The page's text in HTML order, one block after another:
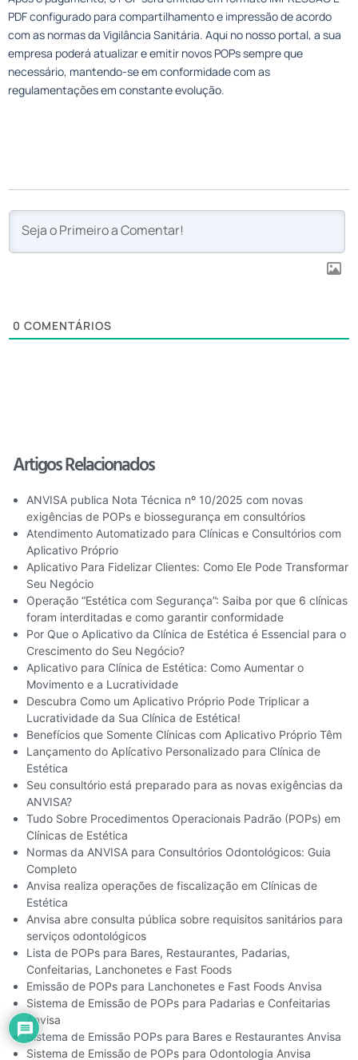
PDF configurado para compartilhamento e impressão de acordo
com as normas da Vigilância Sanitária. Aqui no nosso portal, a sua
empresa poderá atualizar e emitir novos POPs sempre que
necessário, mantendo-se em conformidade com as
regulamentações em constante evolução.
0 COMENTÁRIOS
Artigos Relacionados
ANVISA publica Nota Técnica nº 10/2025 com novas
exigências de POPs e biossegurança em consultórios
Atendimento Automatizado para Clínicas e Consultórios com
Aplicativo Próprio
Aplicativo Para Fidelizar Clientes: Como Ele Pode Transformar
Seu Negócio
Operação “Estética com Segurança”: Saiba por que 6 clínicas
foram interditadas e como garantir conformidade
Por Que o Aplicativo da Clínica de Estética é Essencial para o
Crescimento do Seu Negócio?
Aplicativo para Clínica de Estética: Como Aumentar o
Movimento e a Lucratividade
Descubra Como um Aplicativo Próprio Pode Triplicar a
Lucratividade da Sua Clínica de Estética!
Benefícios que Somente Clínicas com Aplicativo Próprio Têm
Lançamento do Aplícativo Personalizado para Clínica de
Estética
Seu consultório está preparado para as novas exigências da
ANVISA?
Tudo Sobre Procedimentos Operacionais Padrão (POPs) em
Clínicas de Estética
Normas da ANVISA para Consultórios Odontológicos: Guia
Completo
Anvisa realiza operações de fiscalização em Clínicas de
Estética
Anvisa abre consulta pública sobre requisitos sanitários para
serviços odontológicos
Lista de POPs para Bares, Restaurantes, Padarias,
Confeitarias, Lanchonetes e Fast Foods
Emissão de POPs para Lanchonetes e Fast Foods Anvisa​
Sistema de Emissão de POPs para Padarias e Confeitarias
Anvisa
Sistema de Emissão POPs para Bares e Restaurantes Anvisa
Sistema de Emissão de POPs para Odontologia Anvisa